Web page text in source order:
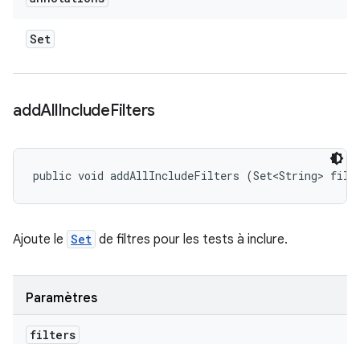
Set
addAllIncludeFilters
public void addAllIncludeFilters (Set<String>
Ajoute le Set de filtres pour les tests à inclure.
Paramètres
filters